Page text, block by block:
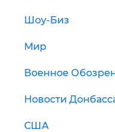
Шоу-Биз
Мир
Военное
Новости
США